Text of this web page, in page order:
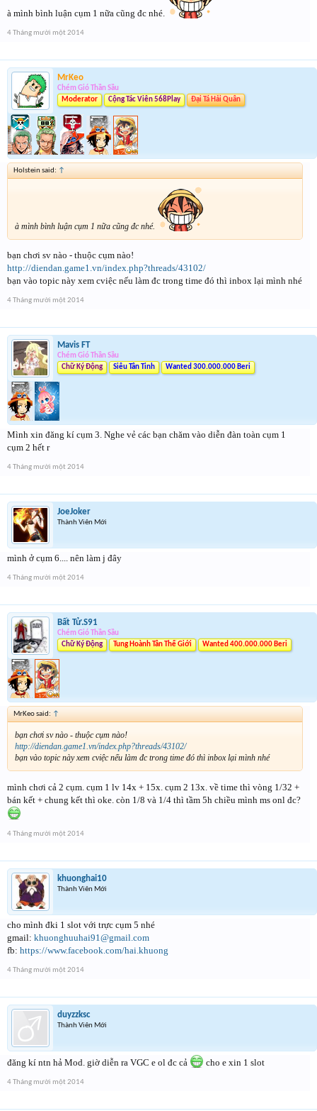
à mình bình luận cụm 1 nữa cũng đc nhé.
4 Tháng mười một 2014
MrKeo
Chém Gió Thần Sầu
Moderator
Cộng Tác Viên 568Play Đại Tá Hải Quân
Holstein said: ↑
à mình bình luận cụm 1 nữa cũng đc nhé.
bạn chơi sv nào - thuộc cụm nào!
http://diendan.game1.vn/index.php?threads/43102/
bạn vào topic này xem cviệc nếu làm đc trong time đó thì inbox lại mình nhé
4 Tháng mười một 2014
Mavis FT
Chém Gió Thần Sầu
Chữ Ký Động
Siêu Tân Tinh Wanted 300.000.000 Beri
Mình xin đăng kí cụm 3. Nghe vẻ các bạn chăm vào diễn đàn toàn cụm 1
cụm 2 hết r
4 Tháng mười một 2014
JoeJoker
Thành Viên Mới
mình ở cụm 6.... nên làm j đây
4 Tháng mười một 2014
Bất Tử.S91
Chém Gió Thần Sầu
Chữ Ký Động
Tung Hoành Tân Thế Giới Wanted 400.000.000 Beri
MrKeo said: ↑
bạn chơi sv nào - thuộc cụm nào!
http://diendan.game1.vn/index.php?threads/43102/
bạn vào topic này xem cviệc nếu làm đc trong time đó thì inbox lại mình nhé
mình chơi cả 2 cụm. cụm 1 lv 14x + 15x. cụm 2 13x. về time thì vòng 1/32 +
bán kết + chung kết thì oke. còn 1/8 và 1/4 thì tầm 5h chiều mình ms onl đc?
4 Tháng mười một 2014
khuonghai10
Thành Viên Mới
cho mình đki 1 slot với trực cụm 5 nhé
gmail: khuonghuuhai91@gmail.com
fb: https://www.facebook.com/hai.khuong
4 Tháng mười một 2014
duyzzksc
Thành Viên Mới
đăng kí ntn hả Mod. giờ diễn ra VGC e ol đc cả cho e xin 1 slot
4 Tháng mười một 2014